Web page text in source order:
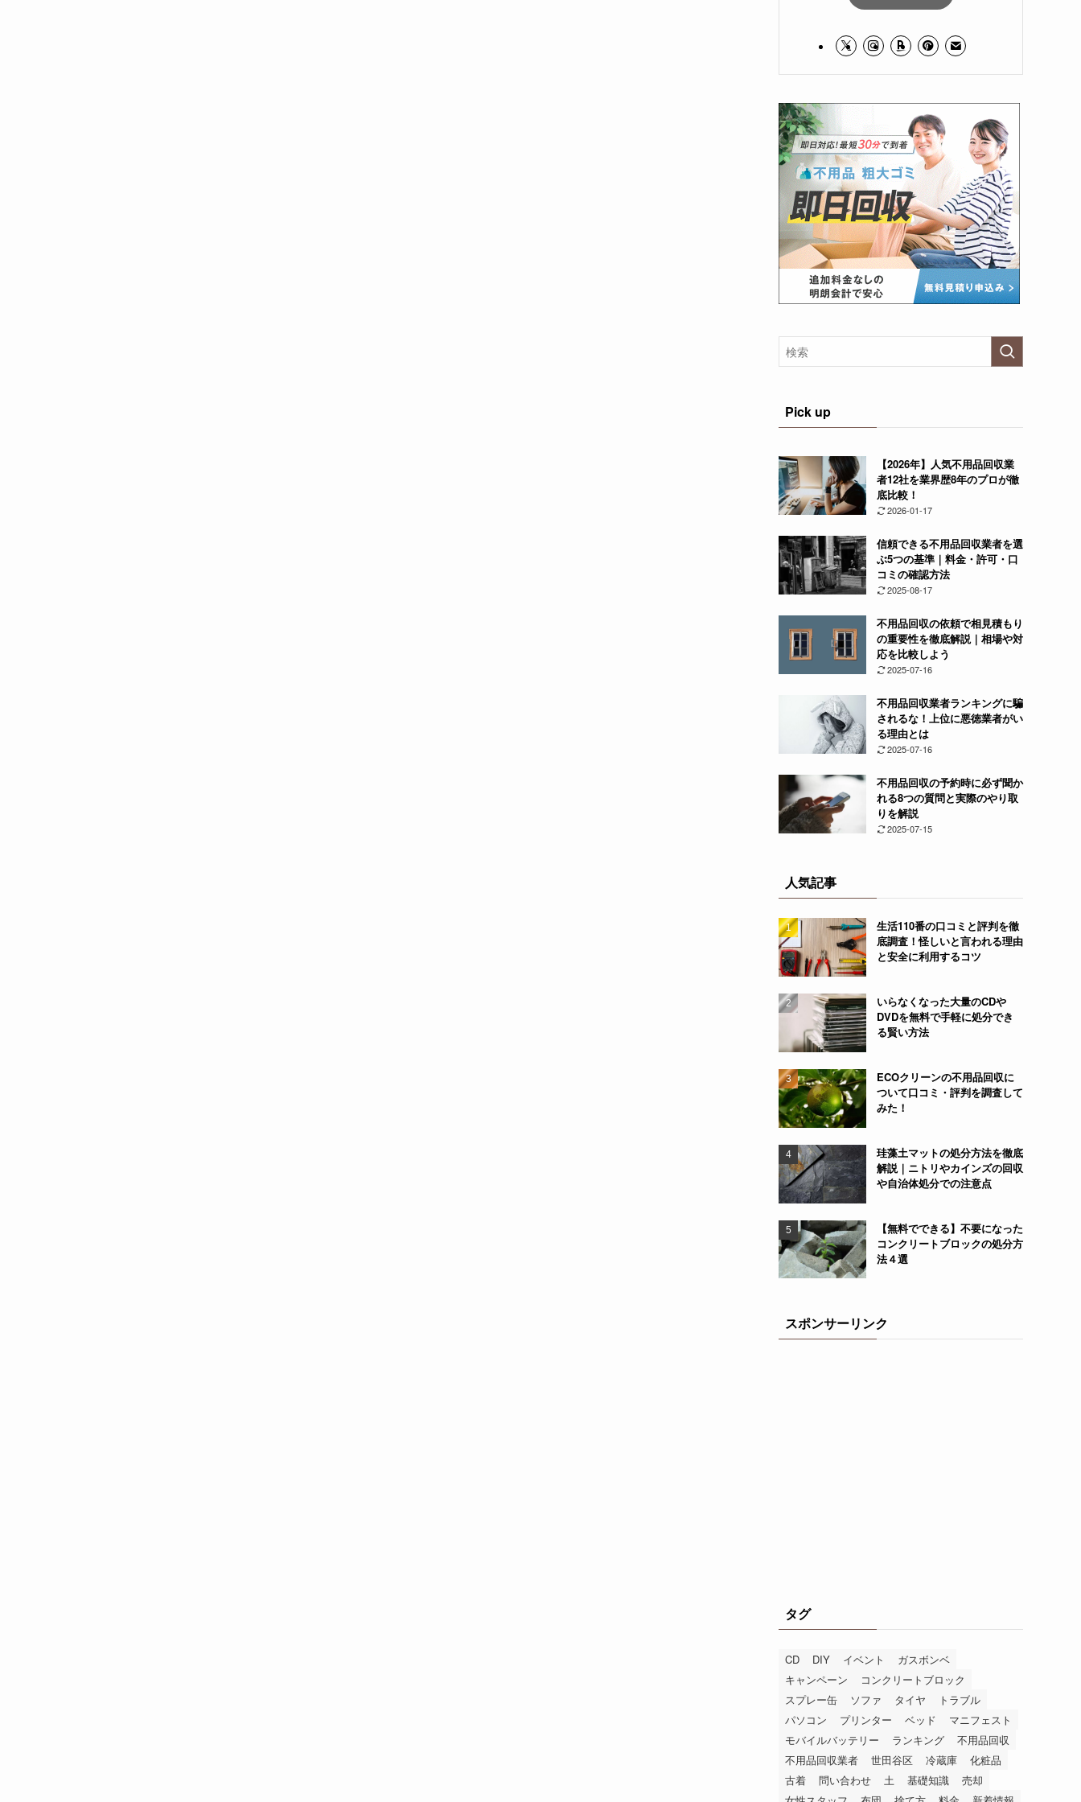
Pick up
【2026年】人気不用品回収業
者12社を業界歴8年のプロが徹
底比較！
2026-01-17
信頼できる不用品回収業者を選
ぶ5つの基準｜料金・許可・口
コミの確認方法
2025-08-17
不用品回収の依頼で相見積もり
の重要性を徹底解説｜相場や対
応を比較しよう
2025-07-16
不用品回収業者ランキングに騙
されるな！上位に悪徳業者がい
る理由とは
2025-07-16
不用品回収の予約時に必ず聞か
れる8つの質問と実際のやり取
りを解説
2025-07-15
人気記事
生活110番の口コミと評判を徹
底調査！怪しいと言われる理由
と安全に利用するコツ
いらなくなった大量のCDや
DVDを無料で手軽に処分でき
る賢い方法
ECOクリーンの不用品回収に
ついて口コミ・評判を調査して
みた！
珪藻土マットの処分方法を徹底
解説｜ニトリやカインズの回収
や自治体処分での注意点
【無料でできる】不要になった
コンクリートブロックの処分方
法４選
スポンサーリンク
タグ
CD DIY イベント
ガスボンベ
キャンペーン
コンクリートブロック
スプレー缶
ソファ タイヤ
トラブル
パソコン
プリンター ベッド
マニフェスト
モバイルバッテリー
ランキング
不用品回収
不用品回収業者
世田谷区 冷蔵庫
化粧品
古着
問い合わせ 土 基礎知識
売却